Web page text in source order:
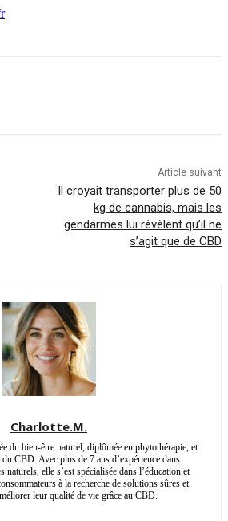
Article suivant
Il croyait transporter plus de 50
kg de cannabis, mais les
gendarmes lui révèlent qu’il ne
s’agit que de CBD
Charlotte.M.
du bien-être naturel, diplômée en phytothérapie, et
du CBD. Avec plus de 7 ans d’expérience dans
naturels, elle s’est spécialisée dans l’éducation et
à la recherche de solutions sûres et
leur qualité de vie grâce au CBD.